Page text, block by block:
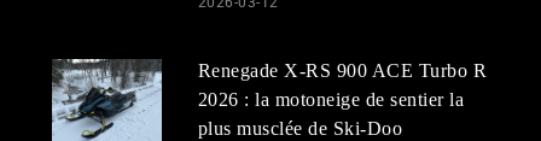
Renegade X-RS 900 ACE Turbo R
2026 : la motoneige de sentier la
plus musclée de Ski-Doo